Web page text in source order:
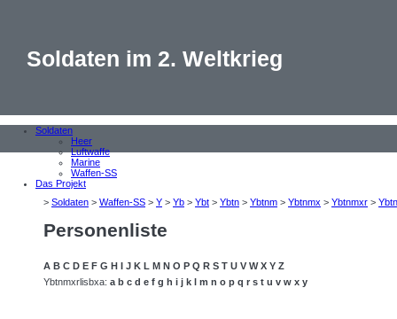
Soldaten im 2. Weltkrieg
Soldaten
Heer
Luftwaffe
Marine
Waffen-SS
Das Projekt
> Soldaten > Waffen-SS > Y > Yb > Ybt > Ybtn > Ybtnm > Ybtnmx > Ybtnmxr >
Personenliste
A B C D E F G H J K L M N O P Q R S T U V W X Y Z
Ybtnmxrlisbxa: a b c d e f g h i j k l m n o p q r s t u v w x y